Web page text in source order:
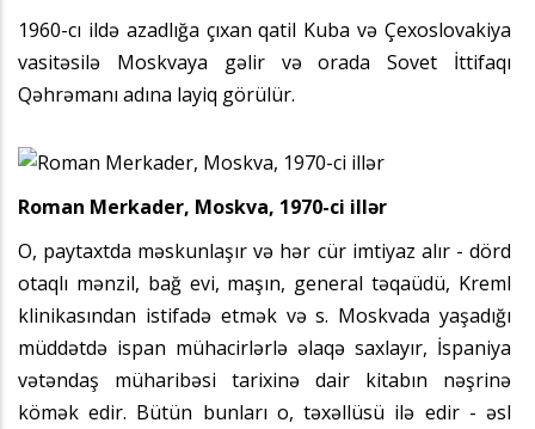
1960-cı ildə azadlığa çıxan qatil Kuba və Çexoslovakiya
vasitəsilə Moskvaya gəlir və orada Sovet İttifaqı
Qəhrəmanı adına layiq görülür.
Roman Merkader, Moskva, 1970-ci illər
O, paytaxtda məskunlaşır və hər cür imtiyaz alır - dörd
otaqlı mənzil, bağ evi, maşın, general təqaüdü, Kreml
klinikasından istifadə etmək və s. Moskvada yaşadığı
müddətdə ispan mühacirlərlə əlaqə saxlayır, İspaniya
vətəndaş müharibəsi tarixinə dair kitabın nəşrinə
kömək edir. Bütün bunları o, təxəllüsü ilə edir - əsl